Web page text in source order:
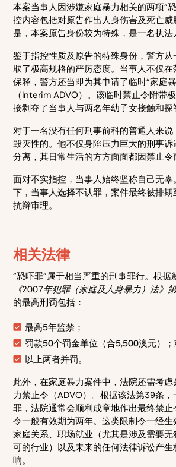
本案当事人因涉嫌家庭暴力相关的两项“
控内容包括对原告作出人身伤害及死亡
是，本案原告身份较为特殊，是一名执法
鉴于指控性质及原告的特殊身份，警方
取了极高规格的严厉态度。当事人不仅
保释，警方还当即为其申请了临时“家庭
（Interim ADVO）。该临时禁止令附带
接剥夺了当事人与两名年幼子女接触和探
对于一名没有任何刑事前科的普通人来
毁灭性的。他不仅身陷压力巨大的刑事
分离，其日常生活的方方面面都因禁止令
面对不实指控，当事人始终坚称自己无
下，当事人选择不认罪，案件最终被排
抗辩审理。
相关法律
“恐吓罪”属于相当严重的刑事罪行。根据
《2007年犯罪（家庭及人身暴力）法》
的最高刑罚包括：
最高5年监禁；
罚款50个罚金单位（合5,500澳元）
以上两者并罚。
此外，在家庭暴力案件中，法院还需考
力禁止令（ADVO）。根据该法第39条，
罪，法院通常会顺利成章地作出最终禁
令一般有效期为两年。这类限制令一经
家庭关系、职场就业（尤其是涉及需要
可的行业）以及未来的任何法律诉讼产
响。